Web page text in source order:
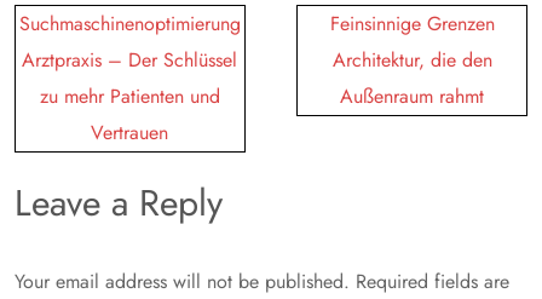
Post
navigation
Suchmaschinenoptimierung
Arztpraxis – Der Schlüssel
zu mehr Patienten und
Vertrauen
Feinsinnige Grenzen
Architektur, die den
Außenraum rahmt
Leave a Reply
Your email address will not be published. Required fields are